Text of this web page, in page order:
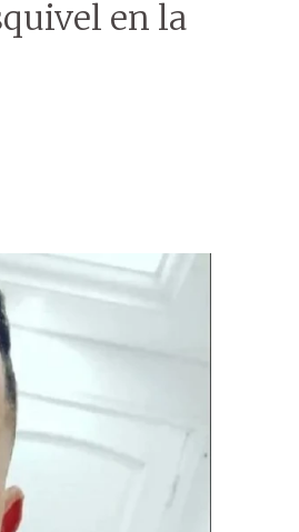
en la